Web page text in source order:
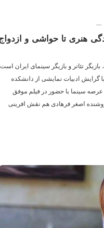
هنری تا حواشی و
تئاتر و بازیگر سینمای ایران
ادبیات نمایشی از دانشکده
عرصه سینما با حضور در فیلم موفق
اصغر فرهادی هم نقش افرینی